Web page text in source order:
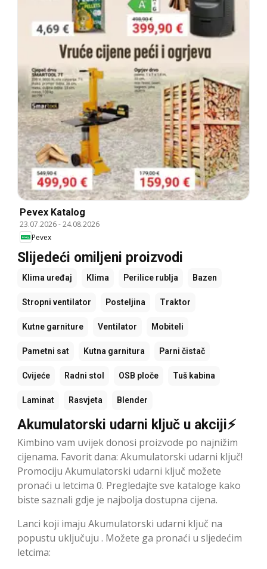
Pevex Katalog
23.07.2026-24.08.2026
Pevex
Slijedeći omiljeni proizvodi
Klima uređaj Klima Perilice rublja Bazen
Stropni ventilator Posteljina Traktor
Kutne garniture Ventilator Mobiteli
Pametni sat Kutna garnitura Parni čistač
Cvijeće Radni stol OSB ploče Tuš kabina
Laminat Rasvjeta Blender
Akumulatorski udarni ključ u akciji⚡
Kimbino vam uvijek donosi proizvode po najnižim
cijenama. Favorit dana: Akumulatorski udarni ključ!
Promociju Akumulatorski udarni ključ možete
pronaći u letcima 0. Pregledajte sve kataloge kako
biste saznali gdje je najbolja dostupna cijena.
Lanci koji imaju Akumulatorski udarni ključ na
popustu uključuju . Možete ga pronaći u sljedećim
letcima: